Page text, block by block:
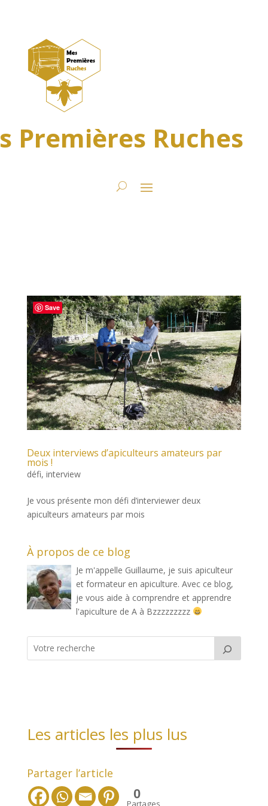
Premières Ruches
Deux interviews d’apiculteurs amateurs par
mois !
défi, interview
Je vous présente mon défi d’interviewer deux
apiculteurs amateurs par mois
À propos de ce blog
Je m'appelle Guillaume, je suis apiculteur
et formateur en apiculture. Avec ce blog,
je vous aide à comprendre et apprendre
l'apiculture de A à Bzzzzzzzzz
Les articles les plus lus
Partager l’article
0
Partages
Save